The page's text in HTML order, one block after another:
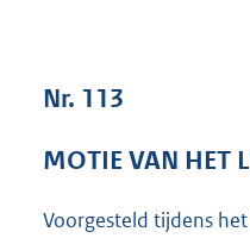
Nr. 113
MOTIE VAN HET
Voorgesteld tijdens